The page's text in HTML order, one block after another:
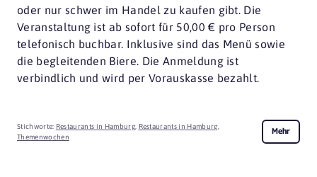
oder nur schwer im Handel zu kaufen gibt. Die
Veranstaltung ist ab sofort für 50,00 € pro Person
telefonisch buchbar. Inklusive sind das Menü sowie
die begleitenden Biere. Die Anmeldung ist
verbindlich und wird per Vorauskasse bezahlt.
Stichworte: Restaurants in Hamburg, Restaurants in Hamburg
Themenwochen
Mehr